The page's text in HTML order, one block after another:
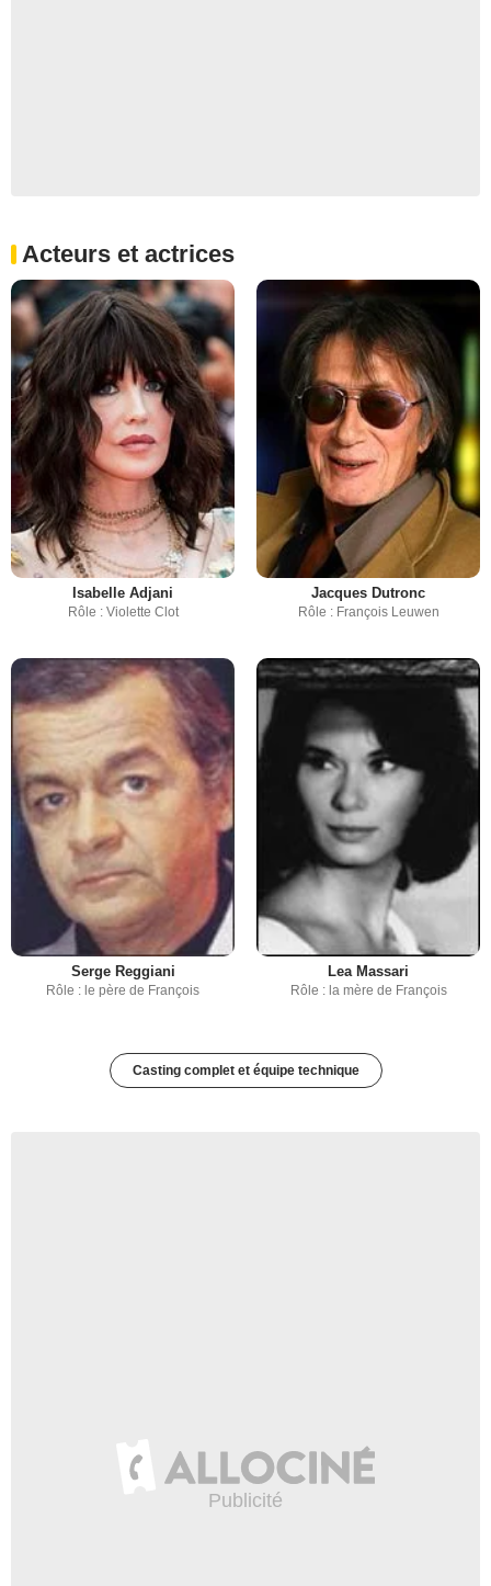
Acteurs et actrices
Isabelle Adjani
Rôle : Violette Clot
Jacques Dutronc
Rôle : François Leuwen
Serge Reggiani
Rôle : le père de François
Lea Massari
Rôle : la mère de François
Casting complet et équipe technique